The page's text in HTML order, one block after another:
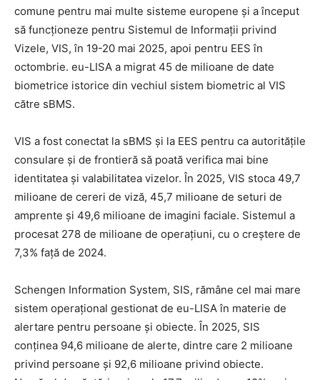
comune pentru mai multe sisteme europene și a început
să funcționeze pentru Sistemul de Informații privind
Vizele, VIS, în 19-20 mai 2025, apoi pentru EES în
octombrie. eu-LISA a migrat 45 de milioane de date
biometrice istorice din vechiul sistem biometric al VIS
către sBMS.
VIS a fost conectat la sBMS și la EES pentru ca autoritățile
consulare și de frontieră să poată verifica mai bine
identitatea și valabilitatea vizelor. În 2025, VIS stoca 49,7
milioane de cereri de viză, 45,7 milioane de seturi de
amprente și 49,6 milioane de imagini faciale. Sistemul a
procesat 278 de milioane de operațiuni, cu o creștere de
7,3% față de 2024.
Schengen Information System, SIS, rămâne cel mai mare
sistem operațional gestionat de eu-LISA în materie de
alertare pentru persoane și obiecte. În 2025, SIS
conținea 94,6 milioane de alerte, dintre care 2 milioane
privind persoane și 92,6 milioane privind obiecte.